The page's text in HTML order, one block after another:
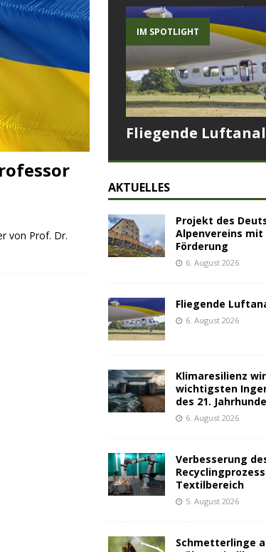
von Prof. Dr.
IM SPOTLIGHT
Fliegende
AKTUELLES
Projekt des
Alpenvereins mit
Förderung
6. August 2026
Fliegende
6. August 2026
Klimaresilienz
wichtigsten
des 21.
6. August 2026
Verbesserung
Textilbereich
5. August 2026
Schmetterlinge